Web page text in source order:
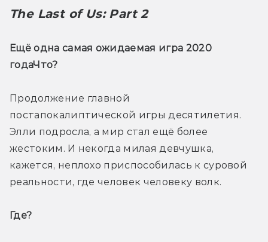
The Last of Us: Part 2
Ещё одна самая ожидаемая игра 2020
годаЧто?
Продолжение главной
постапокалиптической игры десятилетия.
Элли подросла, а мир стал ещё более
жестоким. И некогда милая девчушка,
кажется, неплохо приспособилась к суровой
реальности, где человек человеку волк.
Где?